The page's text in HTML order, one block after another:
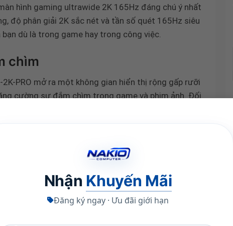
Nhận Khuyến Mãi
Đăng ký ngay · Ưu đãi giới hạn
hình gaming ultrawide 2K 165Hz đáng chú ý nhất
độ phân giải 2K sắc nét và tần số quét 165Hz siêu
dù là trong game hay trong công việc.
chìm
PRO mở ra một không gian hiển thị rộng gấp rưỡi
cường sự đắm chìm trong game và phim ảnh. Đối
dàng sắp xếp nhiều cửa sổ cạnh nhau, nâng cao
học hỗ trợ điều chỉnh độ cao, nghiêng, xoay và
lâu dài.